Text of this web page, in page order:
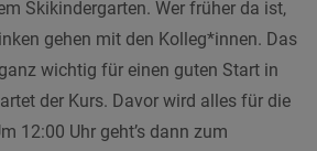
Skikindergarten. Wer früher da ist,
gehen mit den Kolleg*innen. Das
wichtig für einen guten Start in
der Kurs. Davor wird alles für die
12:00 Uhr geht’s dann zum